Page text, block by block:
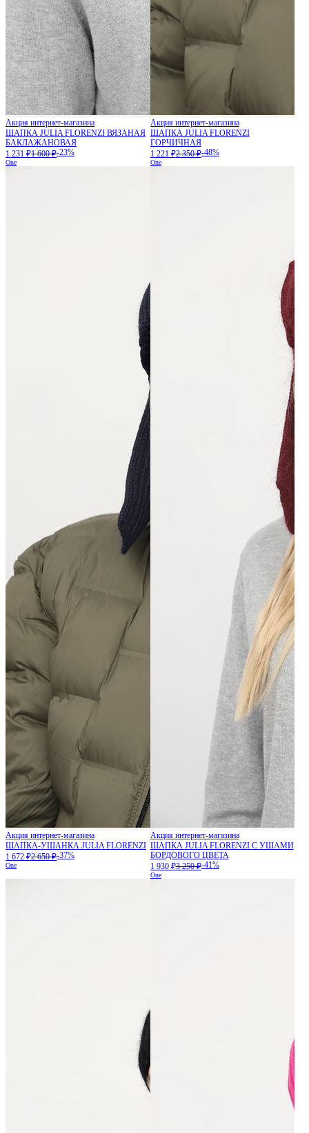
Акция интернет-магазина
ШАПКА JULIA FLORENZI ВЯЗАНАЯ
БАКЛАЖАНОВАЯ
1 231 ₽1 600 ₽-23%
One
Акция интернет-магазина
ШАПКА JULIA FLORENZI
ГОРЧИЧНАЯ
1 221 ₽2 350 ₽-48%
One
Акция интернет-магазина
ШАПКА-УШАНКА JULIA FLORENZI
1 672 ₽2 650 ₽-37%
One
Акция интернет-магазина
ШАПКА JULIA FLORENZI С УШАМИ
БОРДОВОГО ЦВЕТА
1 930 ₽3 250 ₽-41%
One